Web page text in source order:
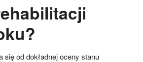
od dokładnej oceny stanu